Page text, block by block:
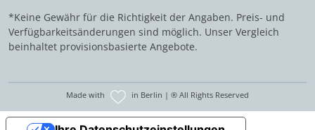
*Keine Gewähr für die Richtigkeit der Angaben. Preis- und
Verfügbarkeitsänderungen sind möglich. Unser Vergleich
beinhaltet provisionsbasierte Angebote.
Made with in Berlin | ® All Rights Reserved